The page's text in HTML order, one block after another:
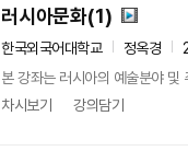
러시아문화(1)
한국외국어대학교 정옥경
본 강좌는 러시아의 예술분야 및
차시보기
강의담기